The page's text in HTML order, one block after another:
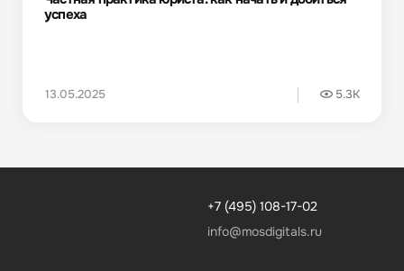
успеха
13.05.2025 5.3K
+7 (495) 108-17-02
info@mosdigitals.ru